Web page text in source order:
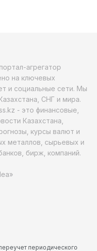
агрегатор
на ключевых
и социальные сети. Мы
СНГ и мира.
- это финансовые,
Казахстана,
курсы валют и
металлов, сырьевых и
бирж, компаний.
периодического